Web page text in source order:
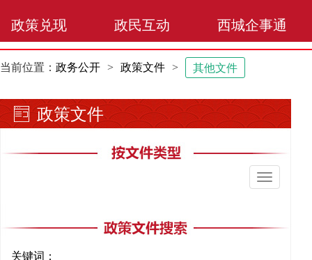
政策兑现 政民互动 西城企事通
当前位置： 政务公开 > 政策文件 > 其他文件
政策文件
切
换
关键词：